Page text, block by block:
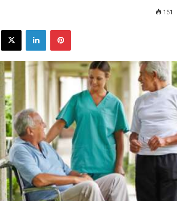
151
X LinkedInPinterest